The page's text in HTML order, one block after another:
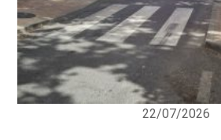
22/07/2026